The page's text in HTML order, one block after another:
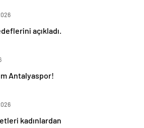
açıkladı.
Antalyaspor!
kadınlardan